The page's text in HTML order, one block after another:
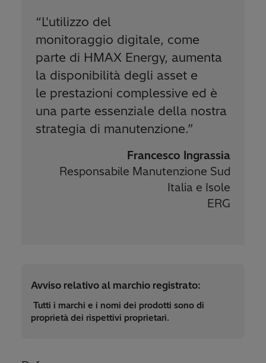
“L'utilizzo del
monitoraggio digitale, come
parte di HMAX Energy, aumenta
la disponibilità degli asset e
le prestazioni complessive ed è
una parte essenziale della nostra
strategia di manutenzione.”
Francesco Ingrassia
Responsabile Manutenzione Sud
Italia e Isole
ERG
Avviso relativo al marchio registrato:
Tutti i marchi e i nomi dei prodotti sono di
proprietà dei rispettivi proprietari.